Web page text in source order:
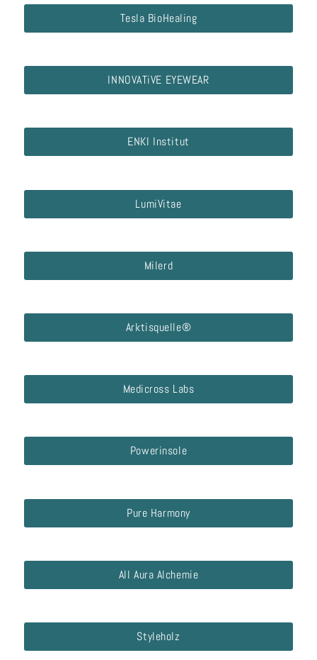
Tesla BioHealing
INNOVATiVE EYEWEAR
ENKI Institut
LumiVitae
Milerd
Arktisquelle®
Medicross Labs
Powerinsole
Pure Harmony
All Aura Alchemie
Styleholz